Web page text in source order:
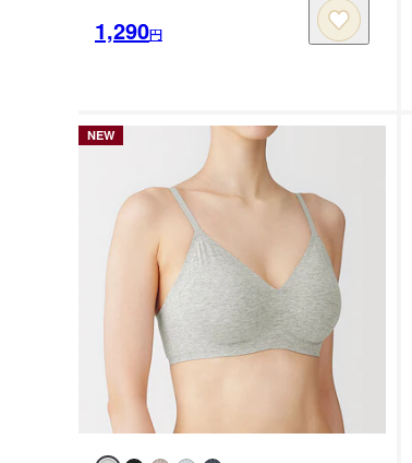
1,290円
NEW